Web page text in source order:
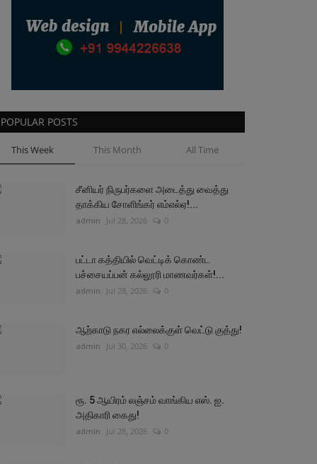
POPULAR POSTS
This Week This Month All Time
சீனியர் நிருபர்களை அடைத்து வைத்து
தாக்கிய சோளிங்கர் எம்எல்ஏ!...
admin Jul 28, 2026 0
பட்டா கத்தியில் வெட்டிக் கொண்ட
பச்சையப்பன் கல்லூரி மாணவர்கள்!...
admin Jul 28, 2026 0
ஆற்காடு நகர எல்லைக்குள் வெட்டு குத்து!
admin Jul 30, 2026 0
ரூ. 5 ஆயிரம் லஞ்சம் வாங்கிய எஸ். ஐ.
அதிகாரி கைது!
admin Jul 28, 2026 0